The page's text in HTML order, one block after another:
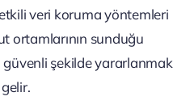
veri koruma yöntemleri
ortamlarının sunduğu
şekilde yararlanmak